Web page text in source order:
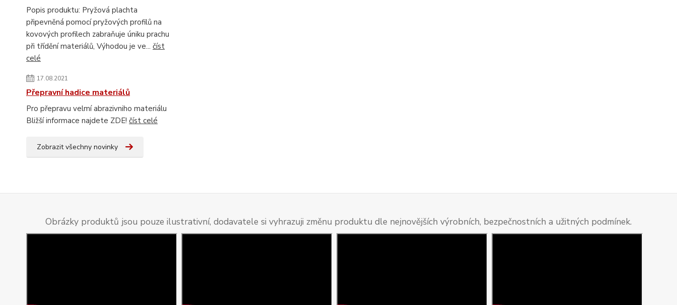
Popis produktu: Pryžová plachta
připevněná pomocí pryžových profilů na
kovových profilech zabraňuje úniku prachu
při třídění materiálů, Výhodou je ve... číst
celé
17.08.2021
Přepravní hadice materiálů
Pro přepravu velmí abrazivniho materiálu
Bližší informace najdete ZDE! číst celé
Zobrazit všechny novinky
Obrázky produktů jsou pouze ilustrativní, dodavatele si vyhrazuji změnu produktu dle nejnovějších výrobních, bezpečnostních a užitných podmínek.